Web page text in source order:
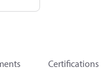
Certifications